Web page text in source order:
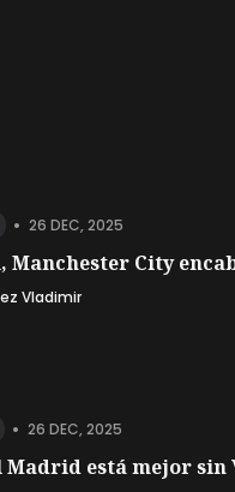
• 26 DEC, 2025
Manchester City
Vladimir
• 26 DEC, 2025
Madrid está mejor sin